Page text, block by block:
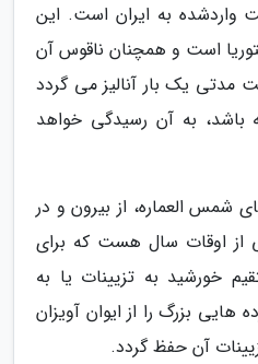
واردشده به ایران است. این
است و همچنان ناقوس آن
مدتی یک بار آنالیز می گردد
باشد، به آن رسیدگی خواهد
شمس العماره، از بیرون و در
از اوقات سال هست که برای
خورشید به تزیینات یا به
هایی بزرگ را از ایوان آویزان
آن حفظ گردد.